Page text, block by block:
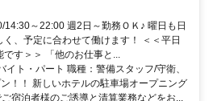
～22:00 週2日～勤務ＯＫ♪ 曜日も日
、予定に合わせて働けます！ ＜＜平日
す＞＞ 「他のお仕事と...
ト・パート 職種：警備スタッフ/守衛、
！！ 新しいホテルの駐車場オープニング
宿泊者様のご誘導と清算業務などをお...